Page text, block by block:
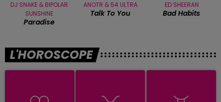
DJ SNAKE & BIPOLAR
SUNSHINE
Paradise
ANOTR & 54 ULTRA
Talk To You
ED SHEERAN
Bad Habits
L'HOROSCOPE